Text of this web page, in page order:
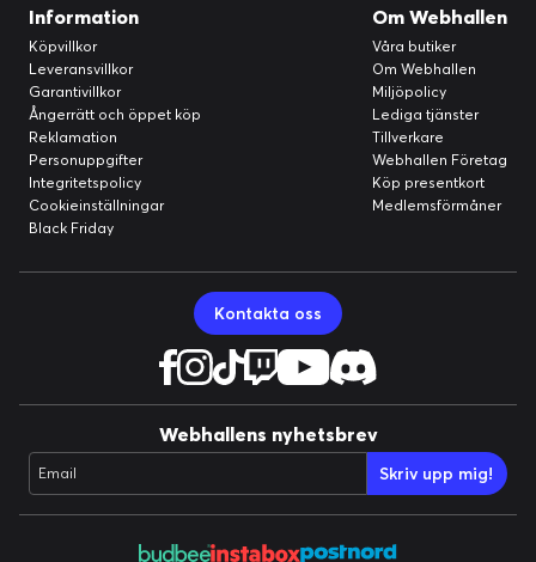
Information
Köpvillkor
Leveransvillkor
Garantivillkor
Ångerrätt och öppet köp
Reklamation
Personuppgifter
Integritetspolicy
Cookieinställningar
Black Friday
Om Webhallen
Våra butiker
Om Webhallen
Miljöpolicy
Lediga tjänster
Tillverkare
Webhallen Företag
Köp presentkort
Medlemsförmåner
Kontakta oss
Webhallens nyhetsbrev
Email Skriv upp mig!